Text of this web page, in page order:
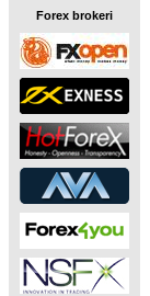
Forex brokeri